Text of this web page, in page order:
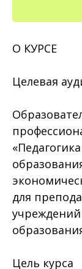
О КУРСЕ
Целевая
для
учреждений
Цель курса